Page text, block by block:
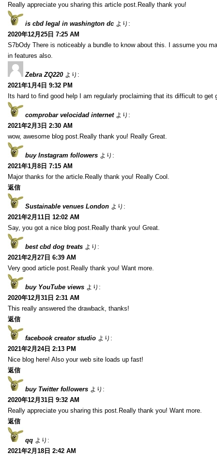
Really appreciate you sharing this article post.Really thank you!
is cbd legal in washington dc より:
2020年12月25日 7:25 AM
S7bOdy There is noticeably a bundle to know about this. I assume you
in features also.
Zebra ZQ220 より:
2021年1月4日 9:32 PM
Its hard to find good help I am regularly proclaiming that its difficult to get
comprobar velocidad internet より:
2021年2月3日 2:30 AM
wow, awesome blog post.Really thank you! Really Great.
buy Instagram followers より:
2021年1月8日 7:15 AM
Major thanks for the article.Really thank you! Really Cool.
返信
Sustainable venues London より:
2021年2月11日 12:02 AM
Say, you got a nice blog post.Really thank you! Great.
best cbd dog treats より:
2021年2月27日 6:39 AM
Very good article post.Really thank you! Want more.
buy YouTube views より:
2020年12月31日 2:31 AM
This really answered the drawback, thanks!
返信
facebook creator studio より:
2021年2月24日 2:13 PM
Nice blog here! Also your web site loads up fast!
返信
buy Twitter followers より:
2020年12月31日 9:32 AM
Really appreciate you sharing this post.Really thank you! Want more.
返信
qq より:
2021年2月18日 2:42 AM